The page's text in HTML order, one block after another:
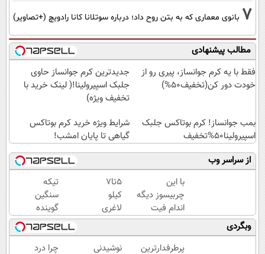
7 بانوی معماری که به بتن روح داد؛ درباره سوتلانا کانا رادویچ (+تصاویر)
مطالب پیشنهادی
فقط با یه کرم جوانساز، پیری رو از
خودت دور کن(تخفیف50%)
جدیدترین کرم جوانساز حاوی
جلبک اسپیرولینا!( لینک خرید با
تخفیف ویژه)
بمب جوانساز! کرم بوتاکس جلبک
اسپیرولینا50%تخفیف
شرایط ویژه خرید کرم بوتاکس
گیاهی تا پایان امشب!
از سراسر وب
با این
چربیسوز دیگه
اندام فیت
آرزو
نیست(تخفیف
تا امشب)
5تا7
کیلو
لاغری
در هر
ماه با
این
تیکه
سنگین
گوینده
سابق
خبر به
چاقی
وبگردی
پرطرفدارترین
نوشیدنی چرا درد